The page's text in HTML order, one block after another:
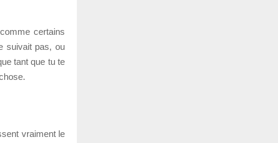
certains
suivait pas, ou
tant que tu te
vraiment le